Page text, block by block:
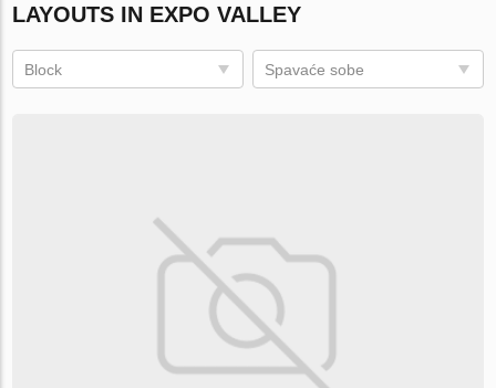
LAYOUTS IN EXPO VALLEY
Block Spavaće sobe